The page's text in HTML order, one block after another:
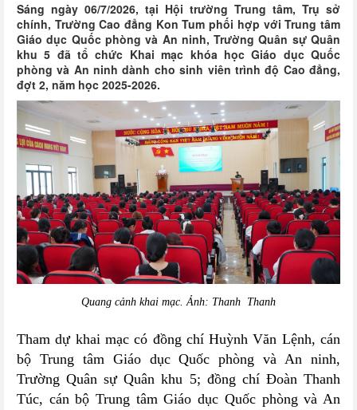
Sáng ngày 06/7/2026, tại Hội trường Trung tâm, Trụ sở
chính, Trường Cao đẳng Kon Tum phối hợp với Trung tâm
Giáo dục Quốc phòng và An ninh, Trường Quân sự Quân
khu 5 đã tổ chức Khai mạc khóa học Giáo dục Quốc
phòng và An ninh dành cho sinh viên trình độ Cao đẳng,
đợt 2, năm học 2025-2026.
Quang cảnh khai mạc. Ảnh: Thanh Thanh
Tham dự khai mạc có đồng chí Huỳnh Văn Lệnh, cán
bộ Trung tâm Giáo dục Quốc phòng và An ninh,
Trường Quân sự Quân khu 5; đồng chí Đoàn Thanh
Túc, cán bộ Trung tâm Giáo dục Quốc phòng và An